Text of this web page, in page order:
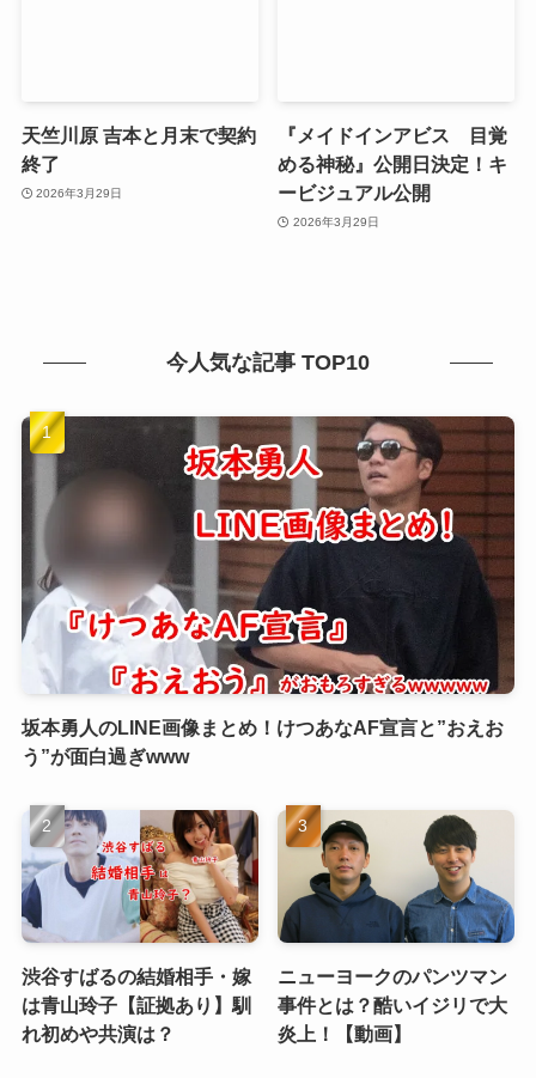
天竺川原 吉本と月末で契約
終了
2026年3月29日
『メイドインアビス 目覚
める神秘』公開日決定！キ
ービジュアル公開
2026年3月29日
今人気な記事 TOP10
坂本勇人のLINE画像まとめ！けつあなAF宣言と”おえお
う”が面白過ぎwww
渋谷すばるの結婚相手・嫁
は青山玲子【証拠あり】馴
れ初めや共演は？
ニューヨークのパンツマン
事件とは？酷いイジリで大
炎上！【動画】